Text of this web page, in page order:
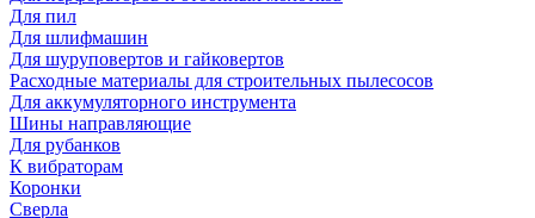
Для пил
Для шлифмашин
Для шуруповертов и гайковертов
Расходные материалы для строительных пылесосов
Для аккумуляторного инструмента
Шины направляющие
Для рубанков
К вибраторам
Коронки
Сверла